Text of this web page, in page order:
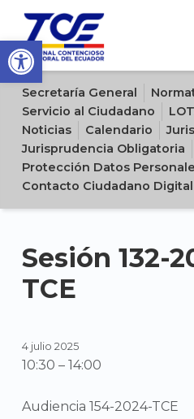
Open toolbar
Sitio oficial del Tribunal Contencioso Electoral del Ecuador
Secretaría General
Servicio al Ciudadano
Noticias
Calendario
Jurisprudencia Obligatoria
Protección Datos
Contacto Ciudadano Digital
Sesión 132-
TCE
4 julio 2025
10:30 – 14:00
Audiencia 154-2024-TCE